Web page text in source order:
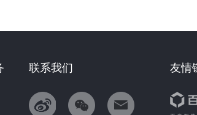
友情
联系我们